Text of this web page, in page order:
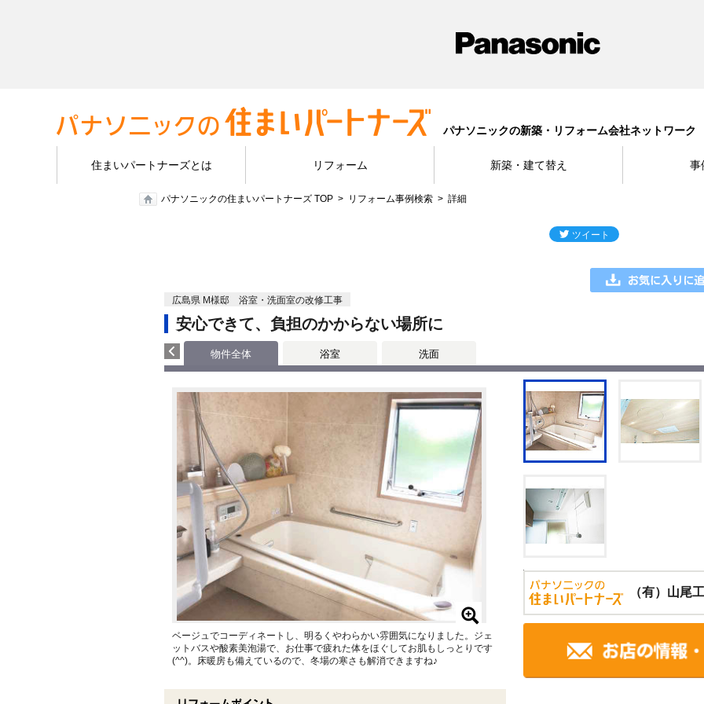
パナソニックの新築・リフォーム会社ネットワーク
住まいパートナーズとは リフォーム 新築・建て替え 事
パナソニックの住まいパートナーズ TOP リフォーム事例検索 詳細
広島県 M様邸 浴室・洗面室の改修工事
安心できて、負担のかからない場所に
物件全体 浴室 洗面
（有）山尾
ベージュでコーディネートし、明るくやわらかい雰囲気になりました。ジェ
ットバスや酸素美泡湯で、お仕事で疲れた体をほぐしてお肌もしっとりです
(^^)。床暖房も備えているので、冬場の寒さも解消できますね♪